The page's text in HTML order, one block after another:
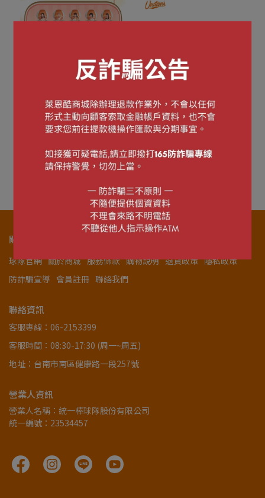
🅤🅝🅘🅖🅘🅡🅛🅢
2025 Unigirls 女孩肖像紀
NT$300
加入購物車
🅤🅝🅘🅖🅘🅡🅛🅢
2025 Unigirls女孩應援毛
NT$450
關於我們
球隊官網 關於商城 服務條款 購物說明 退貨政策 隱私政策
防詐騙宣導 會員註冊 聯絡我們
聯絡資訊
客服專線：06-2153399
客服時間：08:30-17:30 (周一~周五)
地址：台南市南區健康路一段257號
營業人資訊
營業人名稱：統一棒球隊股份有限公司
統一編號：23534457